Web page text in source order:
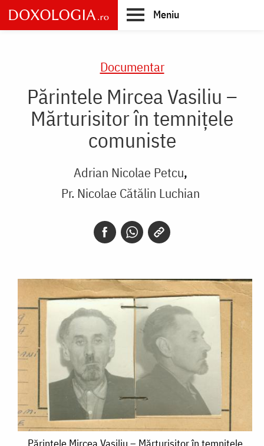
Skip
to
main
Meniu
Documentar
Părintele Mircea Vasiliu –
Mărturisitor în temnițele
comuniste
Adrian Nicolae Petcu
Pr. Nicolae Cătălin Luchian
Părintele
Părintele Mircea Vasiliu – Mărturisitor în temnițele